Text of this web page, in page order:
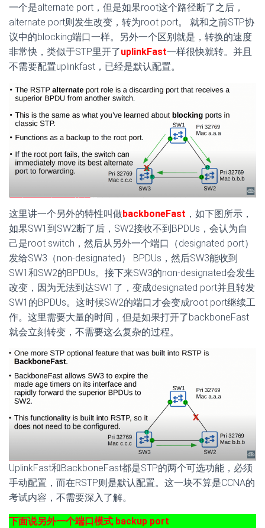
一个是alternate port，但是如果root这个路径断了之后，
alternate port则发生改变，转为root port。 就和之前STP协
议中的blocking端口一样。另外一个区别就是，转换的速度
非常快，类似于STP里开了uplinkFast一样很快就转。并且
不需要配置uplinkfast，已经是默认配置。
这里讲一个另外的特性叫做backboneFast ，如下图所示，
如果SW1到SW2断了后，SW2接收不到BPDUs，会认为自
己是root switch，然后从另外一个端口（designated port）
发给SW3（non-designated） BPDUs，然后SW3能收到
SW1和SW2的BPDUs。接下来SW3的non-designated会发生
改变，因为无法到达SW1了，变成designated port并且转发
SW1的BPDUs。这时候SW2的端口才会变成root port继续工
作。这里需要大量的时间，但是如果打开了backboneFast
就会立刻转变，不需要这么复杂的过程。
UplinkFast和BackboneFast都是STP的两个可选功能，必须
手动配置，而在RSTP则是默认配置。这一块不算是CCNA的
考试内容，不需要深入了解。
下面说另外一个端口模式 backup port